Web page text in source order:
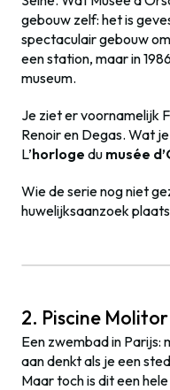
gebouw zelf: het is
spectaculair gebouw
een station, maar in
museum.
Je ziet er voornamelijk
Renoir en Degas. Wat
L’horloge du musée
Wie de serie nog niet
huwelijksaanzoek
2. Piscine Molitor
Een zwembad in Parijs:
aan denkt als je een
Maar toch is dit een